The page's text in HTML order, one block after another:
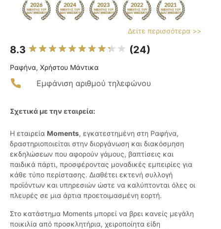
Δείτε περισσότερα >>
8.3 (24)
Ραφήνα, Χρήστου Μάντικα
Εμφάνιση αριθμού τηλεφώνου
Σχετικά με την εταιρεία:
Η εταιρεία Moments, εγκατεστημένη στη Ραφήνα,
δραστηριοποιείται στην διοργάνωση και διακόσμηση
εκδηλώσεων που αφορούν γάμους, βαπτίσεις και
παιδικά πάρτι, προσφέροντας μοναδικές εμπειρίες για
κάθε τύπο περίστασης. Διαθέτει εκτενή συλλογή
προϊόντων και υπηρεσιών ώστε να καλύπτονται όλες οι
πλευρές σε μια άρτια προετοιμασμένη εορτή.
Στο κατάστημα Moments μπορεί να βρει κανείς μεγάλη
ποικιλία από προσκλητήρια, χειροποίητα είδη